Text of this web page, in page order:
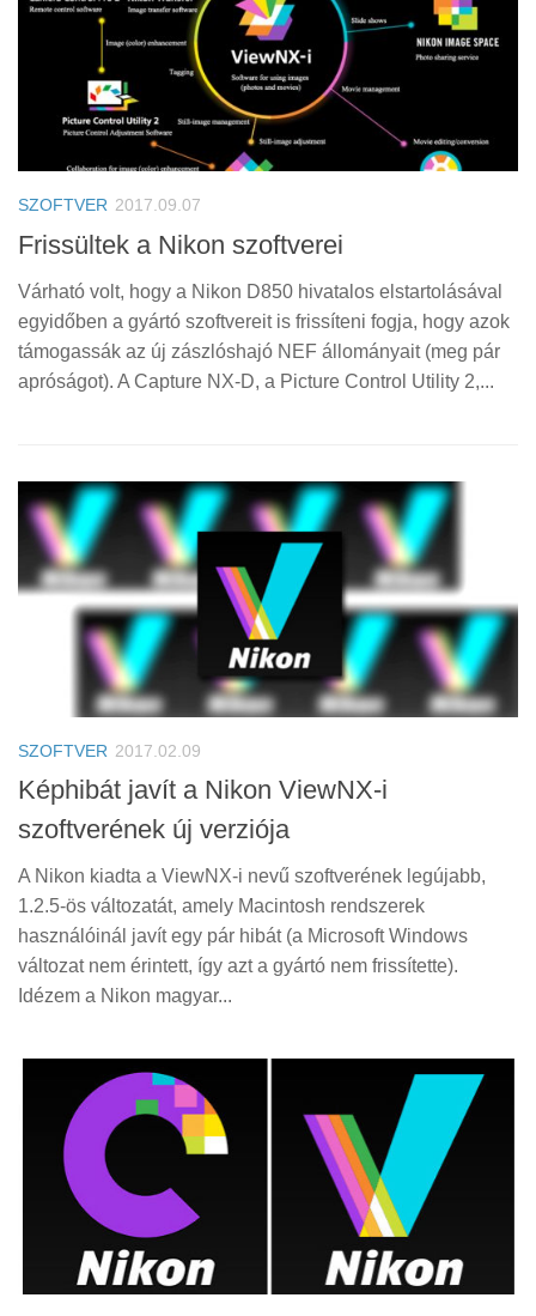
SZOFTVER 2017.09.07
Frissültek a Nikon szoftverei
Várható volt, hogy a Nikon D850 hivatalos elstartolásával
egyidőben a gyártó szoftvereit is frissíteni fogja, hogy azok
támogassák az új zászlóshajó NEF állományait (meg pár
apróságot). A Capture NX-D, a Picture Control Utility 2,...
SZOFTVER 2017.02.09
Képhibát javít a Nikon ViewNX-i
szoftverének új verziója
A Nikon kiadta a ViewNX-i nevű szoftverének legújabb,
1.2.5-ös változatát, amely Macintosh rendszerek
használóinál javít egy pár hibát (a Microsoft Windows
változat nem érintett, így azt a gyártó nem frissítette).
Idézem a Nikon magyar...